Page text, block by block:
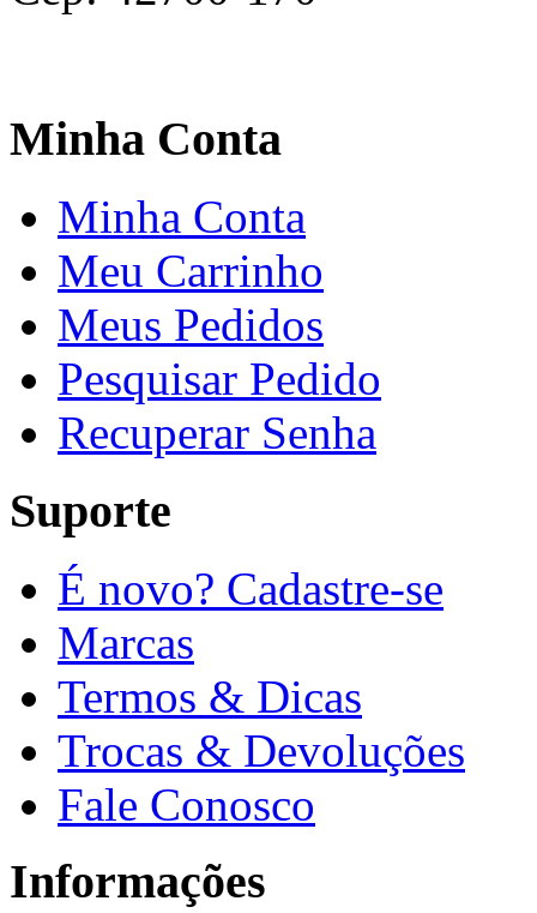
Minha Conta
Minha Conta
Meu Carrinho
Meus Pedidos
Pesquisar Pedido
Recuperar Senha
Suporte
É novo? Cadastre-se
Marcas
Termos & Dicas
Trocas & Devoluções
Fale Conosco
Informações